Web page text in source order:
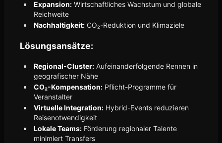
Expansion: Wirtschaftliches Wachstum und globale
Reichweite
Nachhaltigkeit: CO₂-Reduktion und Klimaziele
Lösungsansätze:
Regional-Cluster: Aufeinanderfolgende Rennen in
geografischer Nähe
CO₂-Kompensation: Pflicht-Programme für
Veranstalter
Virtuelle Integration: Hybrid-Events reduzieren
Reisenotwendigkeit
Lokale Teams: Förderung regionaler Talente
minimiert Transfers